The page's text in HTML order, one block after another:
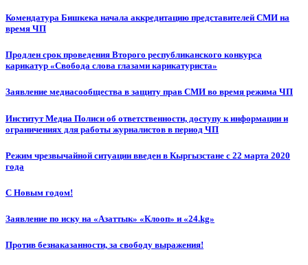
Комендатура Бишкека начала аккредитацию представителей СМИ на
время ЧП
Продлен срок проведения Второго республиканского конкурса
карикатур «Свобода слова глазами карикатуриста»
Заявление медиасообщества в защиту прав СМИ во время режима ЧП
Институт Медиа Полиси об ответственности, доступу к информации и
ограничениях для работы журналистов в период ЧП
Режим чрезвычайной ситуации введен в Кыргызстане с 22 марта 2020
года
С Новым годом!
Заявление по иску на «Азаттык» «Клооп» и «24.kg»
Против безнаказанности, за свободу выражения!